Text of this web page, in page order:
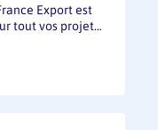
Export est
tout vos projet…